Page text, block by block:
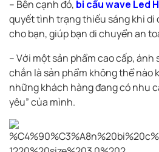
– Bên cạnh đó, bi cầu wave Led
quyết tình trạng thiếu sáng khi di
cho bạn, giúp bạn di chuyển an
– Với một sản phẩm cao cấp,
chắn là sản phẩm không thể nào
những khách hàng đang có nhu
yêu” của mình.